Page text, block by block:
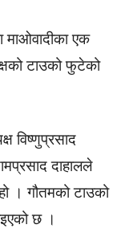
एक
टाउको फुटेको
विष्णुप्रसाद
दाहालले
। गौतमको टाउको
छ ।